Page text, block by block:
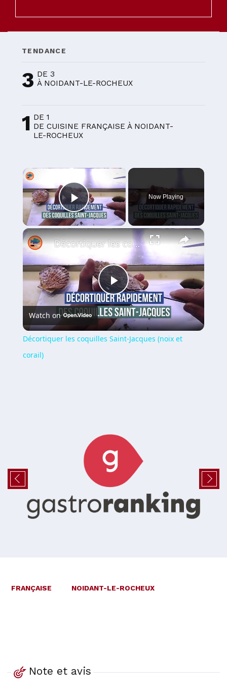
TENDANCE
3 DE 3
À NOIDANT-LE-ROCHEUX
1 DE 1
DE CUISINE FRANÇAISE À NOIDANT-
LE-ROCHEUX
×
Play Video
Now Playing
×
Play
Video
Décortiquer les coquilles Saint-Jacques (noix et corail)
Watch on
Décortiquer les coquilles Saint-Jacques (noix et
corail)
FRANÇAISE NOIDANT-LE-ROCHEUX
Note et avis